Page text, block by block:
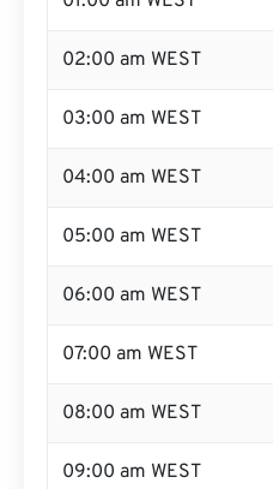
02:00 am WEST
03:00 am WEST
04:00 am WEST
05:00 am WEST
06:00 am WEST
07:00 am WEST
08:00 am WEST
09:00 am WEST